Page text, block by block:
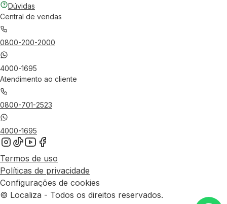
Dúvidas
Central de vendas
0800-200-2000
4000-1695
Atendimento ao cliente
0800-701-2523
4000-1695
Termos de uso
Políticas de privacidade
Configurações de cookies
© Localiza - Todos os direitos reservados.